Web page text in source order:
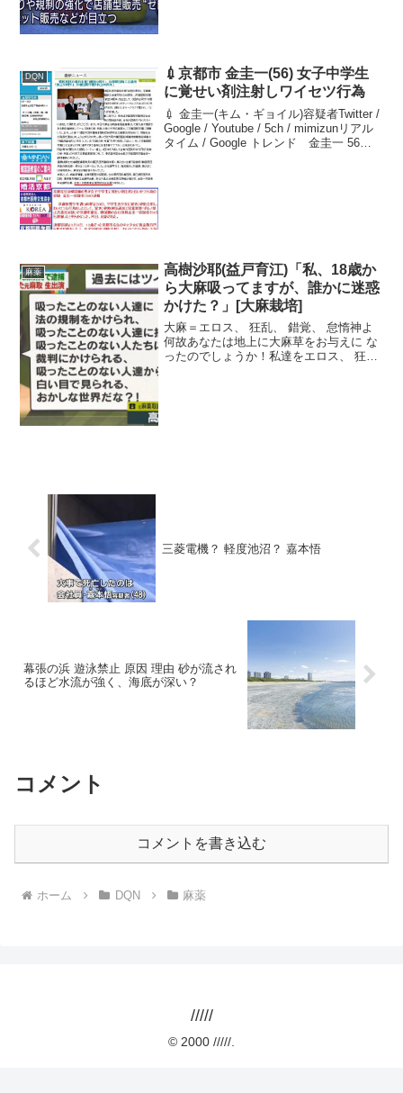
DQN
💉京都市 金圭一(56) 女子中学生
に覚せい剤注射しワイセツ行為
💉 金圭一(キム・ギョイル)容疑者Twitter /
Google / Youtube / 5ch / mimizunリアル
タイム / Google トレンド 金圭一 56京
麻薬
高樹沙耶(益戸育江)「私、18歳か
ら大麻吸ってますが、誰かに迷惑
かけた？」[大麻栽培]
大麻＝エロス、 狂乱、 錯覚、 怠惰神よ
何故あなたは地上に大麻草をお与えに な
ったのでしょうか！私達をエロス、 狂
三菱電機？ 軽度池沼？ 嘉本悟
幕張の浜 遊泳禁止 原因 理由 砂が流され
るほど水流が強く、海底が深い？
コメント
コメントを書き込む
ホーム DQN 麻薬
/////
© 2000 /////.